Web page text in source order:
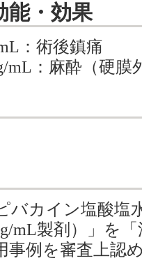
能・効果
：術後鎮痛
：麻酔（硬膜
カイン塩酸塩
mL製剤）」を
事例を審査上認